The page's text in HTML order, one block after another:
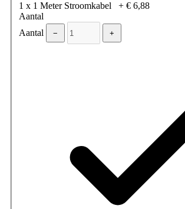
1 x 1 Meter Stroomkabel + € 6,88
Aantal
Aantal
− +